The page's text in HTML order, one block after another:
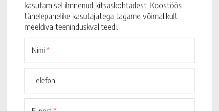
kasutamisel ilmnenud kitsaskohtadest. Koostöös
tähelepanelike kasutajatega tagame võimalikult
meeldiva teeninduskvaliteedi.
Nimi *
Telefon